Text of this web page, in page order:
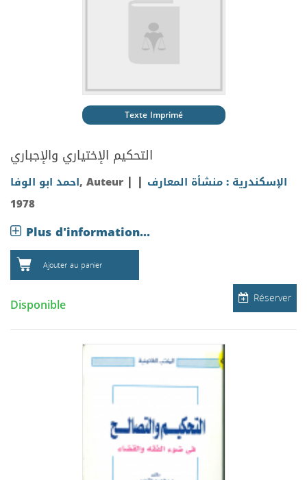
Texte Imprimé
التحكيم الإختياري والإجباري
احمد ابو الوفا, Auteur | الإسكندرية : منشأة المعارف |
1978
Plus d'information...
Ajouter au panier
Réserver
Disponible